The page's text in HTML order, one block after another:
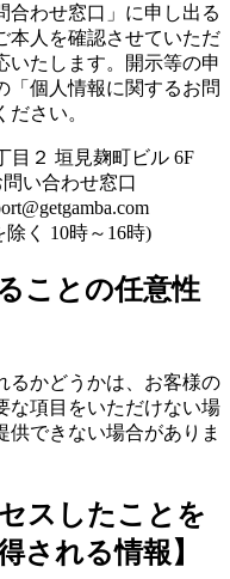
合わせ窓口」に申し出る
本人を確認させていただ
いたします。開示等の申
「個人情報に関するお問
さい。
目２ 垣見麹町ビル 6F
い合わせ窓口
く 10時～16時)
ことの任意性
るかどうかは、お客様の
な項目をいただけない場
できない場合がありま
スしたことを
される情報】